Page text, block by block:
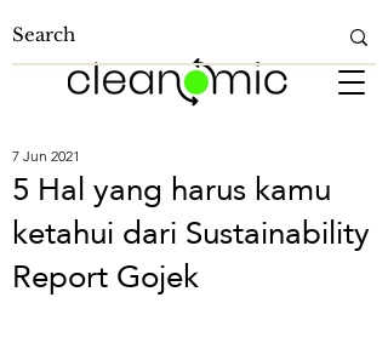
5 Hal yang harus kamu
ketahui dari Sustainability
Report Gojek
7 Jun 2021